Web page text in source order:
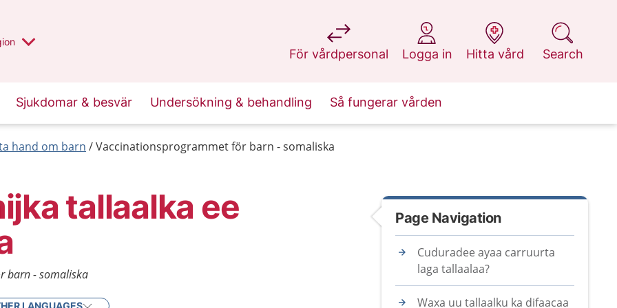
region
För vårdpersonal
at 1177.se
Logga in
at 1177.se
Hitta vård
at 1177.se
Search
at 1177.se
Sjukdomar & besvär Undersökning & behandling Så fungerar vården
hand om barn Vaccinationsprogrammet för barn - somaliska
tallaalka ee
barn - somaliska
LANGUAGES
Page Navigation
Cuduradee ayaa carruurta
laga tallaalaa?
Waxa uu tallaalku ka difaacaa